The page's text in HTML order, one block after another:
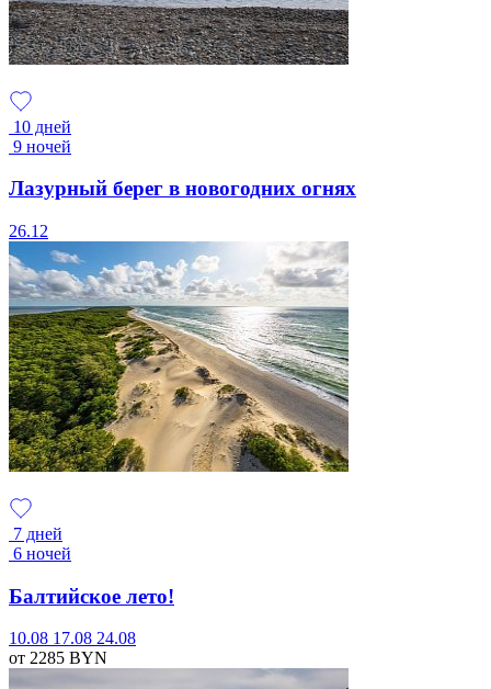
10 дней
9 ночей
Лазурный берег в новогодних огнях
26.12
7 дней
6 ночей
Балтийское лето!
10.08 17.08 24.08
от 2285 BYN